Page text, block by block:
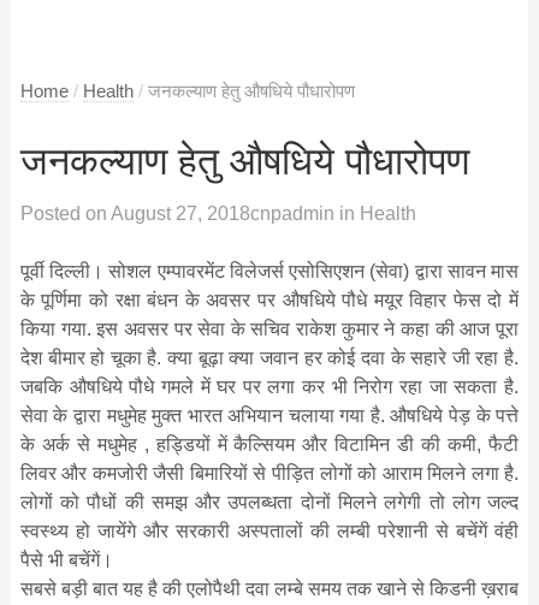
Home / Health / जनकल्याण हेतु औषधिये पौधारोपण
जनकल्याण हेतु औषधिये पौधारोपण
Posted on August 27, 2018cnpadmin in Health
पूर्वी दिल्ली। सोशल एम्पावरमेंट विलेजर्स एसोसिएशन (सेवा) द्वारा सावन मास
के पूर्णिमा को रक्षा बंधन के अवसर पर औषधिये पौधे मयूर विहार फेस दो में
किया गया. इस अवसर पर सेवा के सचिव राकेश कुमार ने कहा की आज पूरा
देश बीमार हो चूका है. क्या बूढ़ा क्या जवान हर कोई दवा के सहारे जी रहा है.
जबकि औषधिये पौधे गमले में घर पर लगा कर भी निरोग रहा जा सकता है.
सेवा के द्वारा मधुमेह मुक्त भारत अभियान चलाया गया है. औषधिये पेड़ के पत्ते
के अर्क से मधुमेह , हड्डियों में कैल्सियम और विटामिन डी की कमी, फैटी
लिवर और कमजोरी जैसी बिमारियों से पीड़ित लोगों को आराम मिलने लगा है.
लोगों को पौधों की समझ और उपलब्धता दोनों मिलने लगेगी तो लोग जल्द
स्वस्थ्य हो जायेंगे और सरकारी अस्पतालों की लम्बी परेशानी से बचेंगें वंही
पैसे भी बचेंगें।
सबसे बड़ी बात यह है की एलोपैथी दवा लम्बे समय तक खाने से किडनी ख़राब